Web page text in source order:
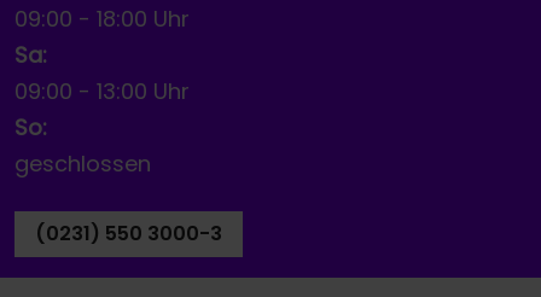
09:00 - 18:00 Uhr
Sa:
09:00 - 13:00 Uhr
So:
geschlossen
(0231) 550 3000-3